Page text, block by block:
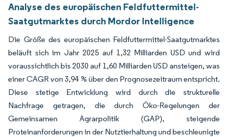
Analyse des europäischen Feldfuttermittel-
Saatgutmarktes durch Mordor Intelligence
Die Größe des europäischen Feldfuttermittel-Saatgutmarktes
beläuft sich im Jahr 2025 auf 1,32 Milliarden USD und wird
voraussichtlich bis 2030 auf 1,60 Milliarden USD ansteigen, was
einer CAGR von 3,94 % über den Prognosezeitraum entspricht.
Diese stetige Entwicklung wird durch die strukturelle
Nachfrage getragen, die durch Öko-Regelungen der
Gemeinsamen Agrarpolitik (GAP), steigende
Proteinanforderungen in der Nutztierhaltung und beschleunigte